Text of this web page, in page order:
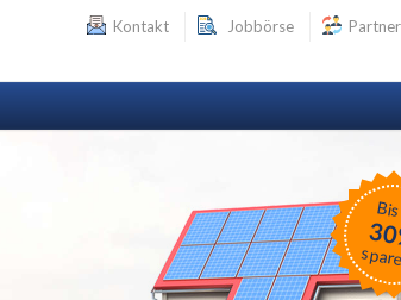
Kontakt Jobbörse